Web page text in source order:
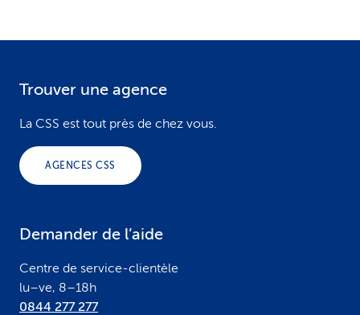
Trouver une agence
La CSS est tout près de chez vous.
AGENCES CSS
Demander de l’aide
Centre de service-clientèle
lu–ve, 8–18h
0844 277 277